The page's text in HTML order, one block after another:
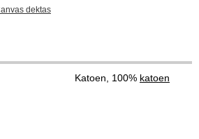
dektas
Katoen, 100% katoen